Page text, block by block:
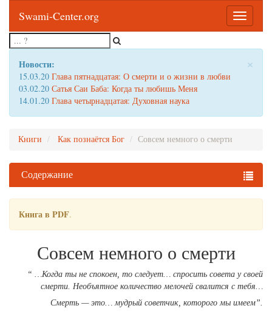
Toggle
Swami-Center.org
×
Новости:
15.03.20 Глава пятнадцатая: О смерти и о жизни в любви
03.02.20 Сатья Саи Баба: Когда ты любишь Меня
14.01.20 Глава четырнадцатая: Духовная наука
Книги Как познаётся Бог Совсем немного о смерти
Содержание
Книга в PDF.
Совсем немного о смерти
“ …Когда ты не спокоен, то следует… спросить совета у своей
смерти. Необъятное количество мелочей свалится с тебя…
Смерть — это… мудрый советчик, которого мы имеем”.